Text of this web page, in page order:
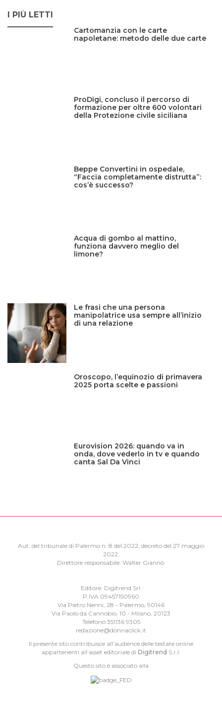
I PIÙ LETTI
Cartomanzia con le carte
napoletane: metodo delle due carte
ProDigi, concluso il percorso di
formazione per oltre 600 volontari
della Protezione civile siciliana
Beppe Convertini in ospedale,
“Faccia completamente distrutta”:
cos’è successo?
Acqua di gombo al mattino,
funziona davvero meglio del
limone?
Le frasi che una persona
manipolatrice usa sempre all’inizio
di una relazione
Oroscopo, l’equinozio di primavera
2025 porta scelte e passioni
Eurovision 2026: quando va in
onda, dove vederlo in tv e quando
canta Sal Da Vinci
Aut. del tribunale di Palermo n. 8 del 2022, decreto del 27 maggio
2022.
Direttore responsabile: Walter Giannò.
Editore: Digitrend Srl.
P.IVA 09457150960
Via Pietro Nenni, 28 - Palermo, 90146
Via Paolo da Cannobio, 10 - Milano, 20123
Telefono 351136 9305
redazione@donnaclick.it
Il presente sito contribuisce all’audience delle testate online
appartenenti all’asset editoriale di Digitrend S.r.l.
Questo sito è associato alla